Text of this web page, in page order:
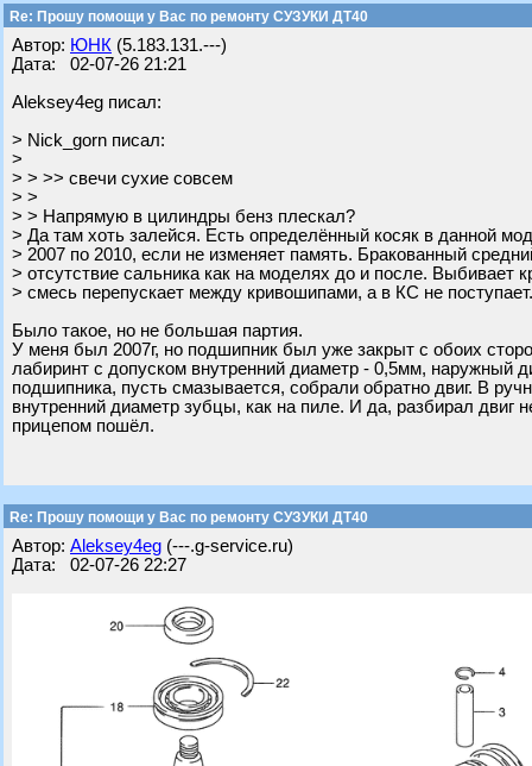
Re: Прошу помощи у Вас по ремонту СУЗУКИ ДТ40
Автор: ЮНК (5.183.131.---)
Дата: 02-07-26 21:21
Aleksey4eg писал:
> Nick_gorn писал:
>
> > >> свечи сухие совсем
> >
> > Напрямую в цилиндры бенз плескал?
> Да там хоть залейся. Есть определённый косяк в данной
> 2007 по 2010, если не изменяет память. Бракованный
> отсутствие сальника как на моделях до и после. Выбивает
> смесь перепускает между кривошипами, а в КС не поступает.
Было такое, но не большая партия.
У меня был 2007г, но подшипник был уже закрыт с обоих
лабиринт с допуском внутренний диаметр - 0,5мм, наружный
подшипника, пусть смазывается, собрали обратно двиг. В
внутренний диаметр зубцы, как на пиле. И да, разбирал
прицепом пошёл.
Re: Прошу помощи у Вас по ремонту СУЗУКИ ДТ40
Автор: Aleksey4eg (---.g-service.ru)
Дата: 02-07-26 22:27